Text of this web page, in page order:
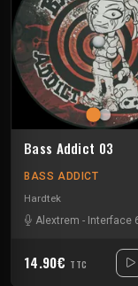
Bass Addict 03
BASS ADDICT
Hardtek
Alextrem - Interface
14.90€ TTC